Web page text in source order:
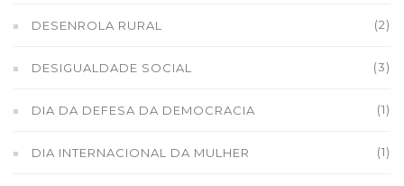
DESENROLA RURAL (2)
DESIGUALDADE SOCIAL (3)
DIA DA DEFESA DA DEMOCRACIA (1)
DIA INTERNACIONAL DA MULHER (1)